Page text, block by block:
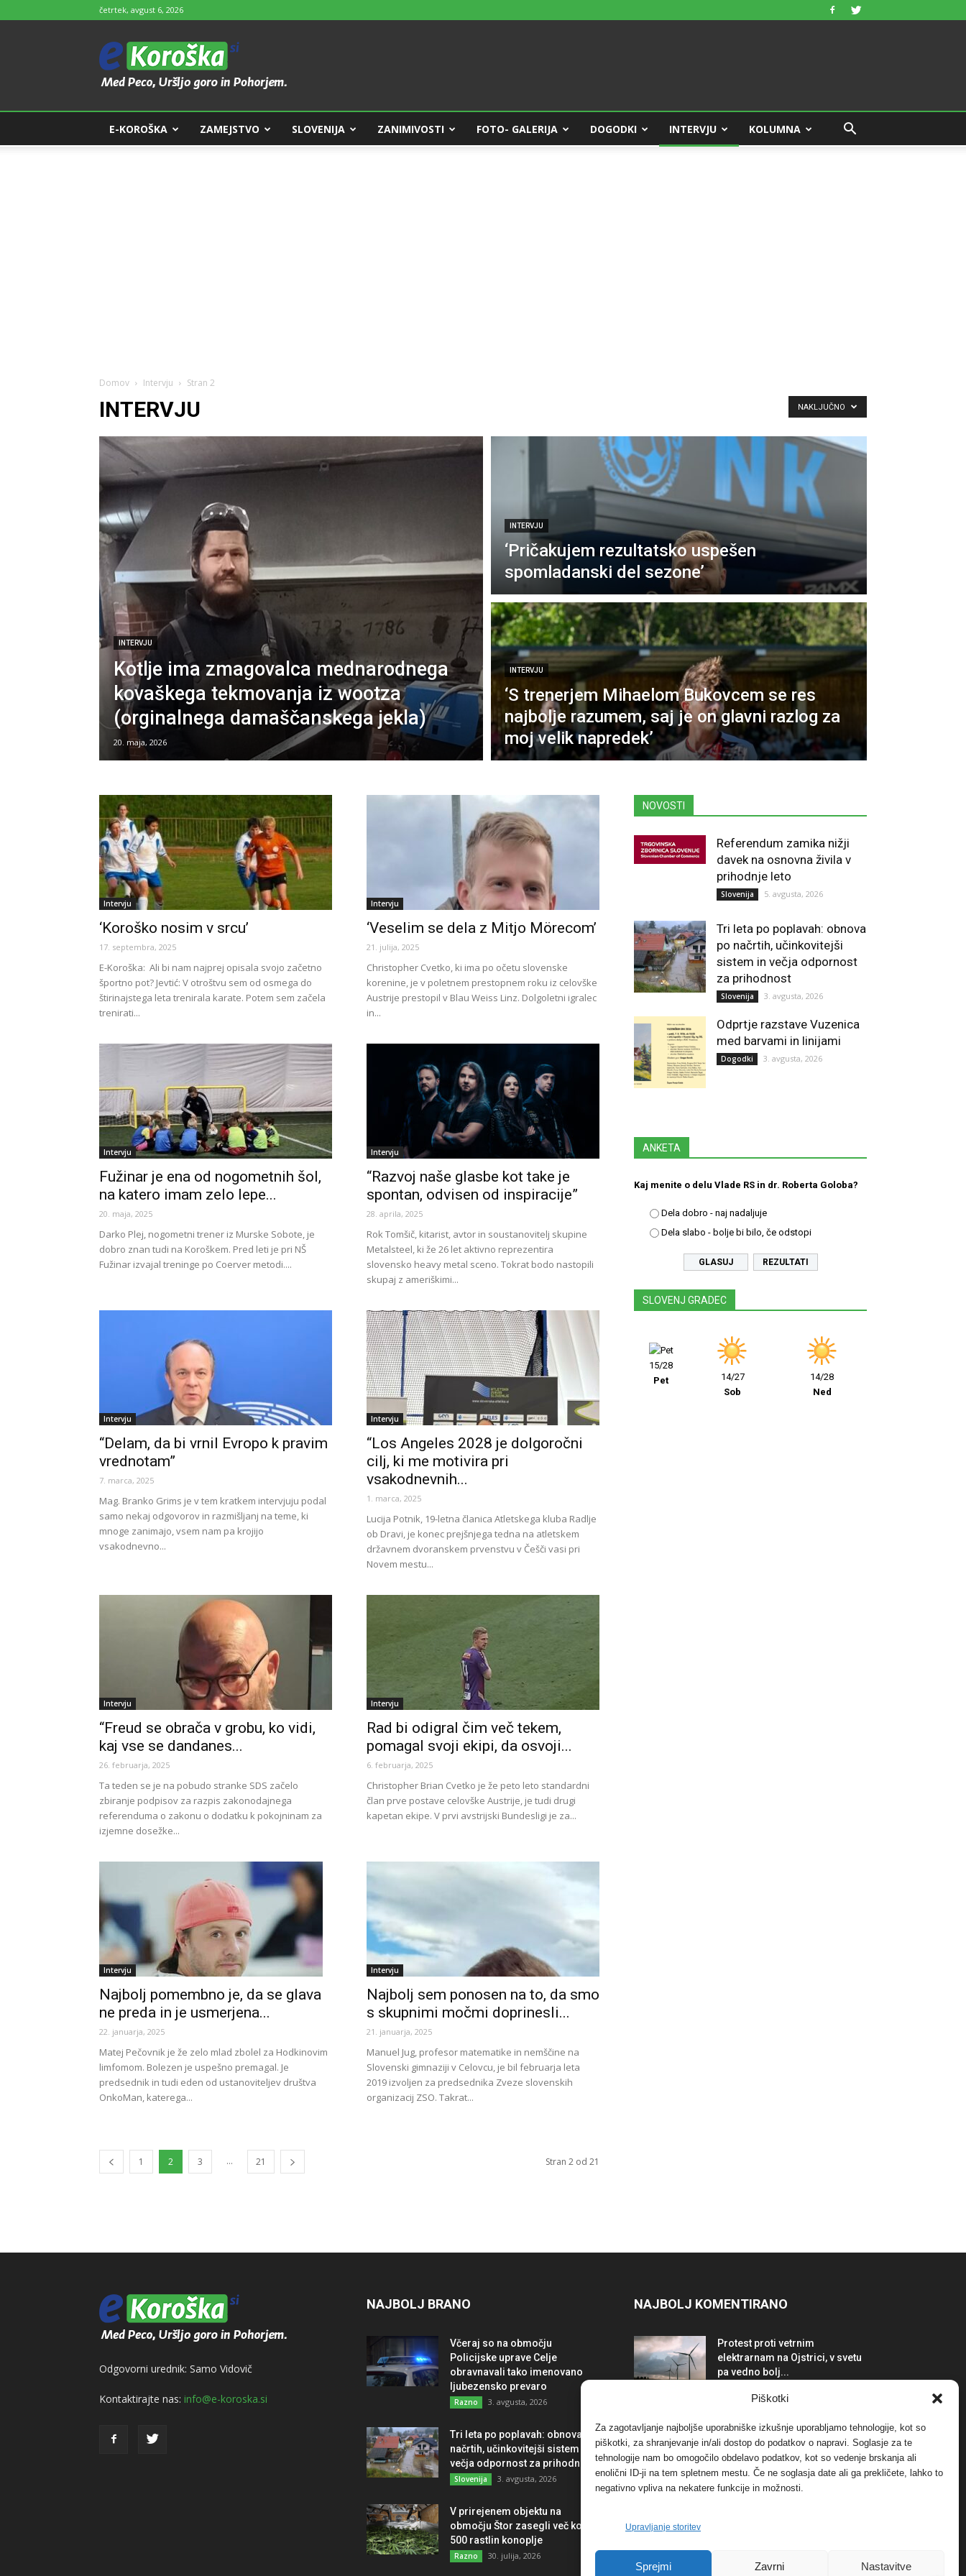
Piškotki
Za zagotavljanje najboljše uporabniške izkušnje uporabljamo tehnologije, kot so
piškotki, za shranjevanje in/ali dostop do podatkov o napravi. Soglasje za te
tehnologije nam bo omogočilo obdelavo podatkov, kot so vedenje brskanja ali
enolični ID-ji na tem spletnem mestu. Če ne soglasja date ali ga prekličete, lahko to
negativno vpliva na nekatere funkcije in možnosti.
Upravljanje storitev
Sprejmi Zavrni Nastavitve
četrtek, avgust 6, 2026
e-
Koroška
E-KOROŠKA ZAMEJSTVO SLOVENIJA ZANIMIVOSTI FOTO- GALERIJA DOGODKI INTERVJU KOLUMNA
Domov Intervju Stran 2
INTERVJU NAKLJUČNO
INTERVJU
Kotlje ima zmagovalca mednarodnega
kovaškega tekmovanja iz wootza
(orginalnega damaščanskega jekla)
20. maja, 2026
INTERVJU
‘Pričakujem rezultatsko uspešen
spomladanski del sezone’
INTERVJU
‘S trenerjem Mihaelom Bukovcem se res
najbolje razumem, saj je on glavni razlog za
moj velik napredek’
Intervju
‘Koroško nosim v srcu’
17. septembra, 2025
E-Koroška: Ali bi nam najprej opisala svojo začetno
športno pot? Jevtić: V otroštvu sem od osmega do
štirinajstega leta trenirala karate. Potem sem začela
trenirati...
Intervju
‘Veselim se dela z Mitjo Mörecom’
21. julija, 2025
Christopher Cvetko, ki ima po očetu slovenske
korenine, je v poletnem prestopnem roku iz celovške
Austrije prestopil v Blau Weiss Linz. Dolgoletni igralec
in...
Intervju
Fužinar je ena od nogometnih šol,
na katero imam zelo lepe...
20. maja, 2025
Darko Plej, nogometni trener iz Murske Sobote, je
dobro znan tudi na Koroškem. Pred leti je pri NŠ
Fužinar izvajal treninge po Coerver metodi....
Intervju
“Razvoj naše glasbe kot take je
spontan, odvisen od inspiracije”
28. aprila, 2025
Rok Tomšič, kitarist, avtor in soustanovitelj skupine
Metalsteel, ki že 26 let aktivno reprezentira
slovensko heavy metal sceno. Tokrat bodo nastopili
skupaj z ameriškimi...
Intervju
“Delam, da bi vrnil Evropo k pravim
vrednotam”
7. marca, 2025
Mag. Branko Grims je v tem kratkem intervjuju podal
samo nekaj odgovorov in razmišljanj na teme, ki
mnoge zanimajo, vsem nam pa krojijo
vsakodnevno...
Intervju
“Los Angeles 2028 je dolgoročni
cilj, ki me motivira pri
vsakodnevnih...
1. marca, 2025
Lucija Potnik, 19-letna članica Atletskega kluba Radlje
ob Dravi, je konec prejšnjega tedna na atletskem
državnem dvoranskem prvenstvu v Češči vasi pri
Novem mestu...
Intervju
“Freud se obrača v grobu, ko vidi,
kaj vse se dandanes...
26. februarja, 2025
Ta teden se je na pobudo stranke SDS začelo
zbiranje podpisov za razpis zakonodajnega
referenduma o zakonu o dodatku k pokojninam za
izjemne dosežke...
Intervju
Rad bi odigral čim več tekem,
pomagal svoji ekipi, da osvoji...
6. februarja, 2025
Christopher Brian Cvetko je že peto leto standardni
član prve postave celovške Austrije, je tudi drugi
kapetan ekipe. V prvi avstrijski Bundesligi je za...
Intervju
Najbolj pomembno je, da se glava
ne preda in je usmerjena...
22. januarja, 2025
Matej Pečovnik je že zelo mlad zbolel za Hodkinovim
limfomom. Bolezen je uspešno premagal. Je
predsednik in tudi eden od ustanoviteljev društva
OnkoMan, katerega...
Intervju
Najbolj sem ponosen na to, da smo
s skupnimi močmi doprinesli...
21. januarja, 2025
Manuel Jug, profesor matematike in nemščine na
Slovenski gimnaziji v Celovcu, je bil februarja leta
2019 izvoljen za predsednika Zveze slovenskih
organizacij ZSO. Takrat...
1 2 3 ... 21 Stran 2 od 21
NOVOSTI
Referendum zamika nižji
davek na osnovna živila v
prihodnje leto
Slovenija 5. avgusta, 2026
Tri leta po poplavah: obnova
po načrtih, učinkovitejši
sistem in večja odpornost
za prihodnost
Slovenija 3. avgusta, 2026
Odprtje razstave Vuzenica
med barvami in linijami
Dogodki 3. avgusta, 2026
ANKETA
Kaj menite o delu Vlade RS in dr. Roberta Goloba?
Dela dobro - naj nadaljuje
Dela slabo - bolje bi bilo, če odstopi
REZULTATI
SLOVENJ GRADEC
15/28
Pet
14/27
Sob
14/28
Ned
Odgovorni urednik: Samo Vidovič
Kontaktirajte nas: info@e-koroska.si
NAJBOLJ BRANO
Včeraj so na območju
Policijske uprave Celje
obravnavali tako imenovano
ljubezensko prevaro
Razno 3. avgusta, 2026
Tri leta po poplavah: obnova po
načrtih, učinkovitejši sistem in
večja odpornost za prihodnost
Slovenija 3. avgusta, 2026
V prirejenem objektu na
območju Štor zasegli več kot
500 rastlin konoplje
Razno 30. julija, 2026
NAJBOLJ KOMENTIRANO
Protest proti vetrnim
elektrarnam na Ojstrici, v svetu
pa vedno bolj...
elektrarnam Verbund
Dogodki 29. januarja, 2018
FOTO: Razstava cvetličarskega